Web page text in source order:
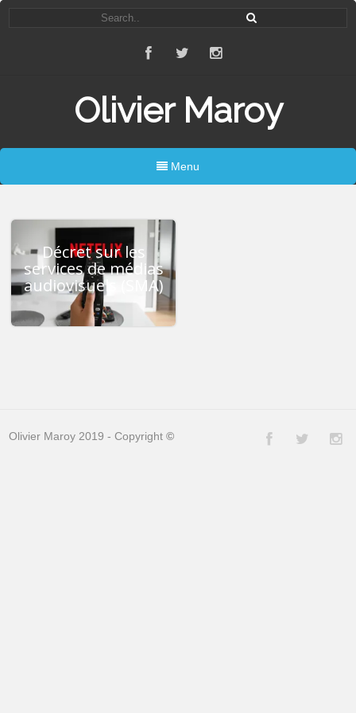
Olivier Maroy
Menu
Décret sur les
services de médias
audiovisuels (SMA)
Olivier Maroy 2019 - Copyright©